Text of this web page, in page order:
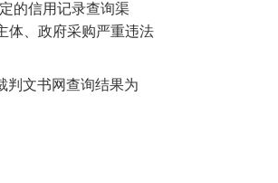
的信用记录查询渠
体、政府采购严重违法
判文书网查询结果为